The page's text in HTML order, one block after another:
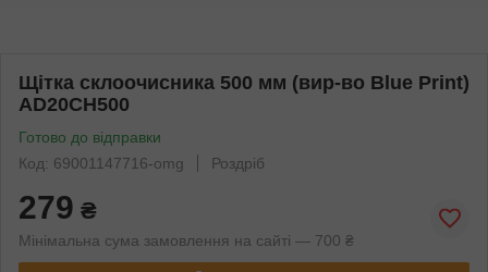
Щітка склоочисника 500 мм (вир-во Blue Print)
AD20CH500
Готово до відправки
Код: 69001147716-omg
Роздріб
279 ₴
Мінімальна сума замовлення на сайті — 700 ₴